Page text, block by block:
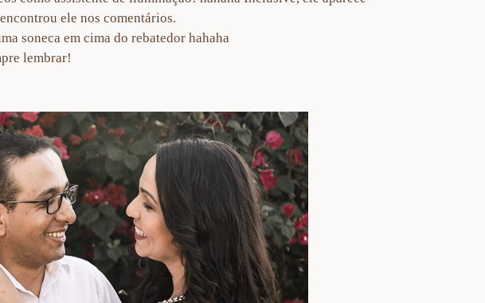
ele nos comentários.
soneca em cima do rebatedor hahaha
lembrar!